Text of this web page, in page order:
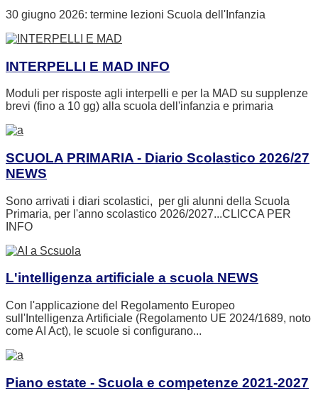
30 giugno 2026: termine lezioni Scuola dell'Infanzia
INTERPELLI E MAD INFO
Moduli per risposte agli interpelli e per la MAD su supplenze
brevi (fino a 10 gg) alla scuola dell'infanzia e primaria
SCUOLA PRIMARIA - Diario Scolastico 2026/27
NEWS
Sono arrivati i diari scolastici, per gli alunni della Scuola
Primaria, per l'anno scolastico 2026/2027...CLICCA PER
INFO
L'intelligenza artificiale a scuola NEWS
Con l'applicazione del Regolamento Europeo
sull'Intelligenza Artificiale (Regolamento UE 2024/1689, noto
come AI Act), le scuole si configurano...
Piano estate - Scuola e competenze 2021-2027